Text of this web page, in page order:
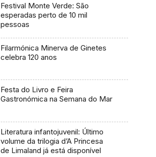
Festival Monte Verde: São
esperadas perto de 10 mil
pessoas
Filarmónica Minerva de Ginetes
celebra 120 anos
Festa do Livro e Feira
Gastronómica na Semana do Mar
Literatura infantojuvenil: Último
volume da trilogia d’A Princesa
de Limaland já está disponível